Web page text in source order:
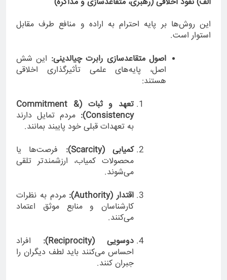
این روش‌ها بر پایه احترام به اراده و منافع طرف مقابل
استوار است.
اصول متقاعدسازی رابرت چیالدینی: این شش
اصل، پایه‌های علمی تأثیرگذاری اخلاقی
هستند:
تعهد و ثبات (Commitment &
Consistency):
مردم تمایل دارند
به تعهدات قبلی خود پایبند بمانند.
کمیابی (Scarcity):
فرصت‌ها یا
محصولات کمیاب، ارزشمندتر تلقی
می‌شوند.
اقتدار (Authority):
مردم به نظرات
کارشناسان و منابع موثق اعتماد
می‌کنند.
دوسویی (Reciprocity):
افراد
احساس می‌کنند باید لطف دیگران را
جبران کنند.